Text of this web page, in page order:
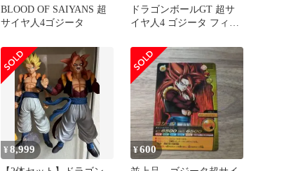
BLOOD OF SAIYANS 超
サイヤ人4ゴジータ
ドラゴンボールGT 超サ
イヤ人4 ゴジータ フィギ
¥8,999 ¥600